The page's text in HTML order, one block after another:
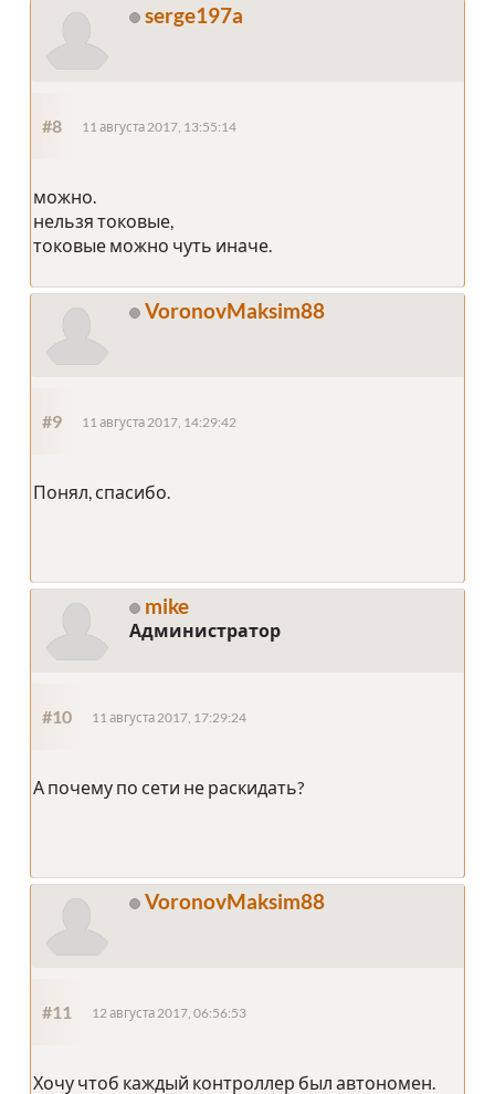
serge197a
#8 11 августа 2017, 13:55:14
можно.
нельзя токовые,
токовые можно чуть иначе.
VoronovMaksim88
#9 11 августа 2017, 14:29:42
Понял, спасибо.
mike
Администратор
#10 11 августа 2017, 17:29:24
А почему по сети не раскидать?
VoronovMaksim88
#11 12 августа 2017, 06:56:53
Хочу чтоб каждый контроллер был автономен.